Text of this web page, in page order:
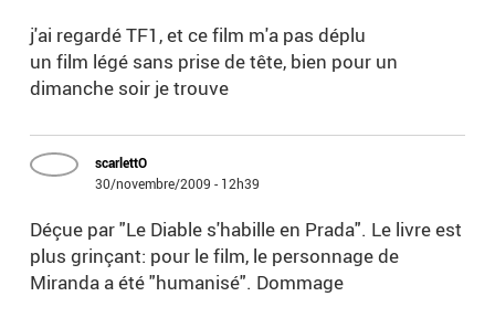
j'ai regardé TF1, et ce film m'a pas déplu
un film légé sans prise de tête, bien pour un
dimanche soir je trouve
scarlettO
30/novembre/2009 - 12h39
Déçue par "Le Diable s'habille en Prada". Le livre est
plus grinçant: pour le film, le personnage de
Miranda a été "humanisé". Dommage